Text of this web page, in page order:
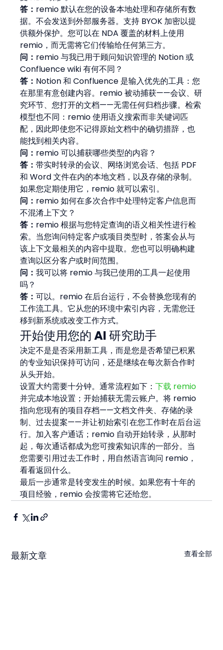
答： remio 默认在您的设备本地处理和存储所有数
据。不会发送到外部服务器。支持 BYOK 加密以提
供额外保护。您可以在 NDA 覆盖的材料上使用
remio，而无需将它们传输给任何第三方。
问： remio 与我已用于顾问知识管理的 Notion 或
Confluence wiki 有何不同？
答： Notion 和 Confluence 是输入优先的工具：您
在那里有意创建内容。remio 被动捕获——会议、研
究环节、您打开的文档——无需任何归档步骤。检索
模型也不同：remio 使用语义搜索而非关键词匹
配，因此即使您不记得原始文档中的确切措辞，也
能找到相关内容。
问： remio 可以捕获哪些类型的内容？
答：带实时转录的会议、网络浏览会话、包括 PDF
和 Word 文件在内的本地文档，以及存储的录制。
如果您定期使用它，remio 就可以索引。
问： remio 如何在多次合作中处理特定客户信息而
不混淆上下文？
答： remio 根据与您特定查询的语义相关性进行检
索。当您询问特定客户或项目类型时，答案会从与
该上下文最相关的内容中提取。您也可以明确构建
查询以区分客户或时间范围。
问：我可以将 remio 与我已使用的工具一起使用
吗？
答：可以。remio 在后台运行，不会替换您现有的
工作流工具。它从您的环境中索引内容，无需您迁
移到新系统或改变工作方式。
开始使用您的 AI 研究助手
决定不是是否采用新工具，而是您是否希望已积累
的专业知识保持可访问，还是继续在每次新合作时
从头开始。
设置大约需要十分钟。通常流程如下：下载 remio
并完成本地设置；开始捕获无需云账户。将 remio
指向您现有的项目存档——文档文件夹、存储的录
制、过去提案——并让初始索引在您工作时在后台运
行。加入客户通话；remio 自动开始转录，从那时
起，每次通话都成为您可搜索知识库的一部分。当
您需要引用过去工作时，用自然语言询问 remio，
看看返回什么。
最后一步通常是转变发生的时候。如果您有十年的
项目经验，remio 会按需将它还给您。
最新文章 查看全部